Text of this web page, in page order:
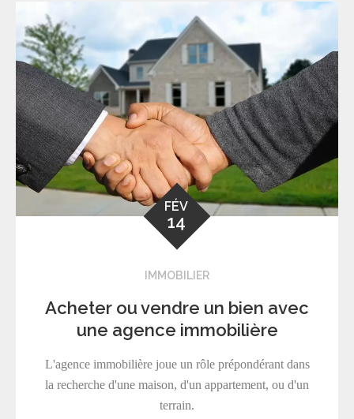
FÉV
14
IMMOBILIER
Acheter ou vendre un bien avec
une agence immobilière
L'agence immobilière joue un rôle prépondérant dans
la recherche d'une maison, d'un appartement, ou d'un
terrain.